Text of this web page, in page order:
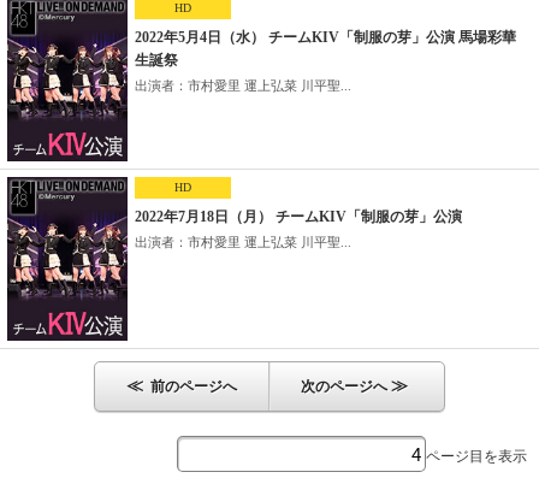
HD
2022年5月4日（水） チームKIV「制服の芽」公演 馬場彩華
生誕祭
出演者：市村愛里 運上弘菜 川平聖...
HD
2022年7月18日（月） チームKIV「制服の芽」公演
出演者：市村愛里 運上弘菜 川平聖...
≪ 前のページへ 次のページへ≫
ページ目を表示